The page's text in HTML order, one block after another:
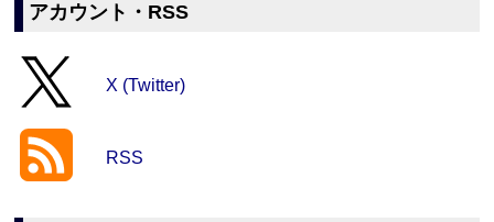
アカウント・RSS
X (Twitter)
RSS